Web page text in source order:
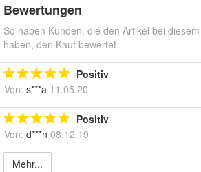
Bewertungen
So haben Kunden, die den Artikel bei
haben, den Kauf bewertet.
Positiv
Von: s***a 11.05.20
Positiv
Von: d***n 08.12.19
Mehr...